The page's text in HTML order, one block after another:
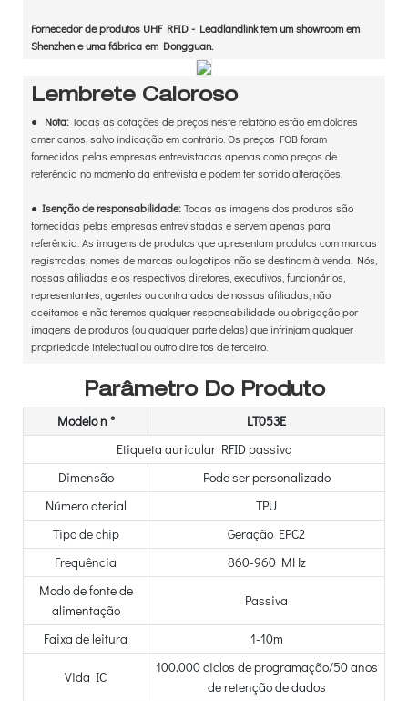
Fornecedor de produtos UHF RFID - Leadlandlink tem um showroom em
Shenzhen e uma fábrica em Dongguan.
Lembrete Caloroso
● Nota:Todas as cotações de preços neste relatório estão em dólares
americanos, salvo indicação em contrário. Os preços FOB foram
fornecidos pelas empresas entrevistadas apenas como preços de
referência no momento da entrevista e podem ter sofrido alterações.
● Isenção de responsabilidade:Todas as imagens dos produtos são
fornecidas pelas empresas entrevistadas e servem apenas para
referência. As imagens de produtos que apresentam produtos com marcas
registradas, nomes de marcas ou logotipos não se destinam à venda. Nós,
nossas afiliadas e os respectivos diretores, executivos, funcionários,
representantes, agentes ou contratados de nossas afiliadas, não
aceitamos e não teremos qualquer responsabilidade ou obrigação por
imagens de produtos (ou qualquer parte delas) que infrinjam qualquer
propriedade intelectual ou outro direitos de terceiro.
Parâmetro Do Produto
Modelo n °
LT053E
Etiqueta auricular RFID passiva
Dimensão
Pode ser personalizado
Número aterial
TPU
Tipo de chip
Geração EPC2
Frequência
860-960 MHz
Modo de fonte de
alimentação
Passiva
Faixa de leitura 1-10m
Vida IC
100.000 ciclos de programação/50 anos
de retenção de dados